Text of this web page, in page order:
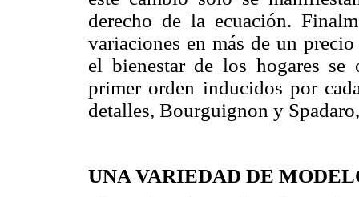
derecho de la ecuación.
variaciones en más de un
el bienestar de los hogares se
primer orden inducidos por
detalles, Bourguignon y
UNA VARIEDAD DE